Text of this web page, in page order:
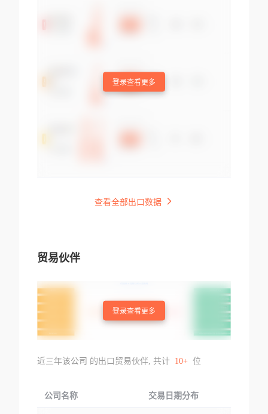
登录查看更多
查看全部出口数据
贸易伙伴
登录查看更多
近三年该公司 的出口贸易伙伴, 共计 10+ 位
公司名称 交易日期分布